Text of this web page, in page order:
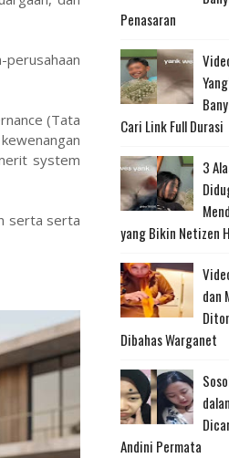
perusahaan
(Tata
system
serta serta
Penasaran
Cari Link Full Durasi
3
yang Bikin Netizen
dan
Dibahas Warganet
Andini Permata